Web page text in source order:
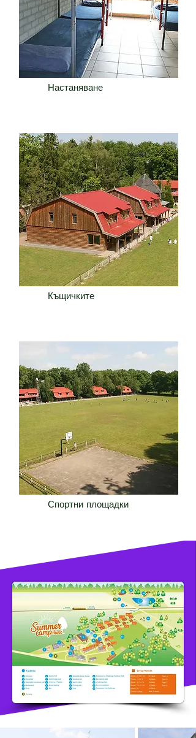
Настаняване
Къщичките
Спортни площадки